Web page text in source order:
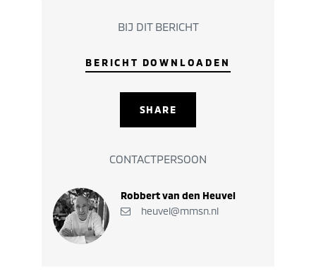
BIJ DIT BERICHT
BERICHT DOWNLOADEN
SHARE
CONTACTPERSOON
Robbert van den Heuvel
heuvel@mmsn.nl